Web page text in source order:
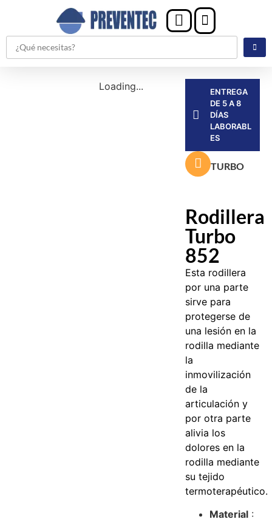
Loading...
ENTREGA
DE 5 A 8
DÍAS
LABORABL
ES
TURBO
Rodillera
Turbo
852
Esta rodillera
por una parte
sirve para
protegerse de
una lesión en la
rodilla mediante
la
inmovilización
de la
articulación y
por otra parte
alivia los
dolores en la
rodilla mediante
su tejido
termoterapéutico.
Material :